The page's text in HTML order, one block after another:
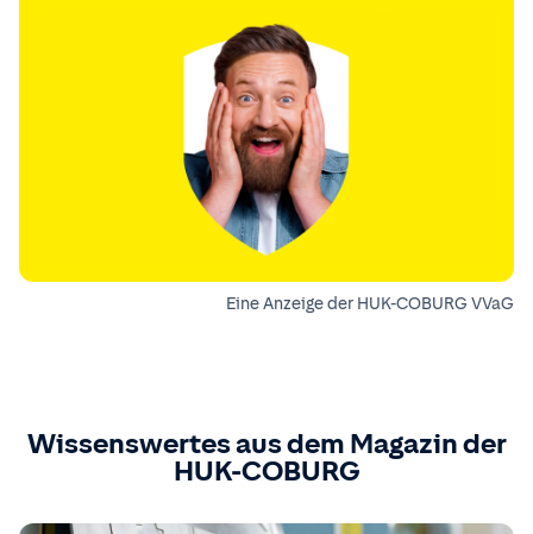
Eine Anzeige der HUK-COBURG VVaG
Wissenswertes aus dem Magazin der
HUK-COBURG